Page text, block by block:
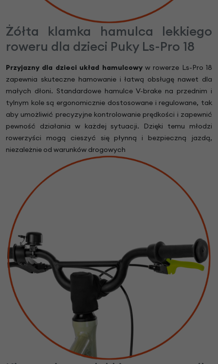
Żółta klamka hamulca lekkiego
roweru dla dzieci Puky Ls-Pro 18
Przyjazny dla dzieci układ hamulcowy w rowerze Ls-Pro 18
zapewnia skuteczne hamowanie i łatwą obsługę nawet dla
małych dłoni. Standardowe hamulce V-brake na przednim i
tylnym kole są ergonomicznie dostosowane i regulowane, tak
aby umożliwić precyzyjne kontrolowanie prędkości i zapewnić
pewność działania w każdej sytuacji. Dzięki temu młodzi
rowerzyści mogą cieszyć się płynną i bezpieczną jazdą,
niezależnie od warunków drogowych